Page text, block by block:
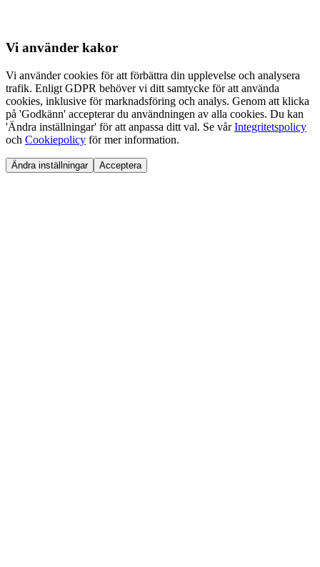
Vi använder kakor
Vi använder cookies för att förbättra din upplevelse och analysera
trafik. Enligt GDPR behöver vi ditt samtycke för att använda
cookies, inklusive för marknadsföring och analys. Genom att klicka
på 'Godkänn' accepterar du användningen av alla cookies. Du kan
'Ändra inställningar' för att anpassa ditt val. Se vårIntegritetspolicy
och Cookiepolicy för mer information.
Ändra inställningar Acceptera